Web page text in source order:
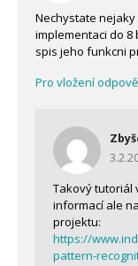
Nechystate
implementaci do
spis jeho funkcni
Pro vložení
Takový tutoriál
informací ale
projektu:
https://
pattern-